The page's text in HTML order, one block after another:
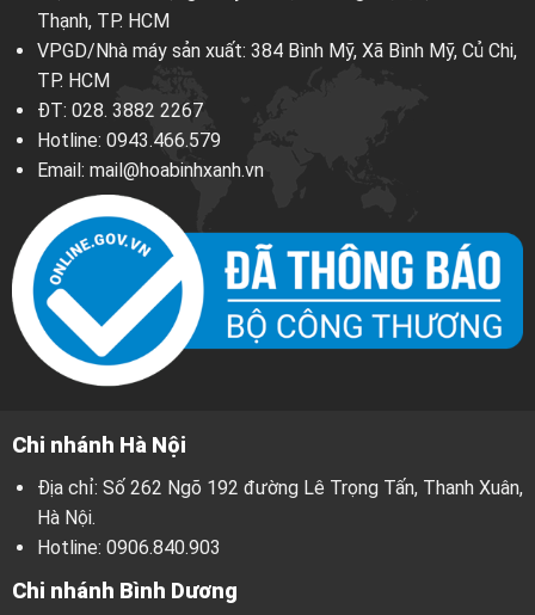
Thạnh, TP. HCM
VPGD/Nhà máy sản xuất: 384 Bình Mỹ, Xã Bình Mỹ, Củ Chi,
TP. HCM
ĐT: 028. 3882 2267
Hotline: 0943.466.579
Email: mail@hoabinhxanh.vn
Chi nhánh Hà Nội
Địa chỉ: Số 262 Ngõ 192 đường Lê Trọng Tấn, Thanh Xuân,
Hà Nội.
Hotline: 0906.840.903
Chi nhánh Bình Dương